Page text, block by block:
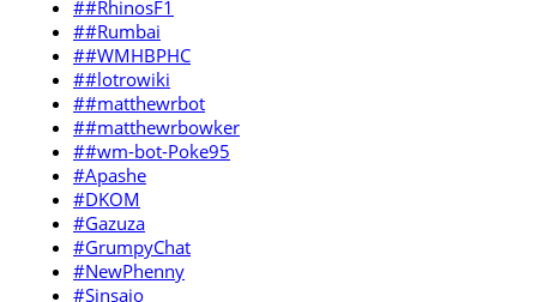
##RhinosF1
##Rumbai
##WMHBPHC
##lotrowiki
##matthewrbot
##matthewrbowker
##wm-bot-Poke95
#Apashe
#DKOM
#Gazuza
#GrumpyChat
#NewPhenny
#Sinsajo